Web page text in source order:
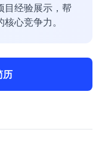
目经验展示，帮
心竞争力。
历